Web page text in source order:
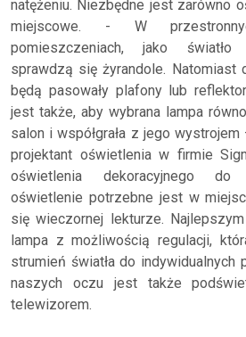
natężeniu. Niezbędne jest zarówno
miejscowe. - W
pomieszczeniach, jako
sprawdzą się żyrandole. Natomiast
będą pasowały plafony lub
jest także, aby wybrana lampa
salon i współgrała z jego
projektant oświetlenia w firmie
oświetlenia dekoracyjnego do
oświetlenie potrzebne jest w
się wieczornej lekturze.
lampa z możliwością regulacji,
strumień światła do indywidualnych
naszych oczu jest także
telewizorem.